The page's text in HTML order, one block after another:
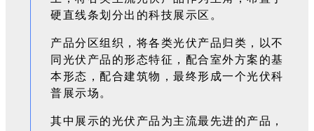
硬直线条划分出的科技展示区。
产品分区组织，将各类光伏产品归类，以不
同光伏产品的形态特征，配合室外方案的基
本形态，配合建筑物，最终形成一个光伏科
普展示场。
其中展示的光伏产品为主流最先进的产品，